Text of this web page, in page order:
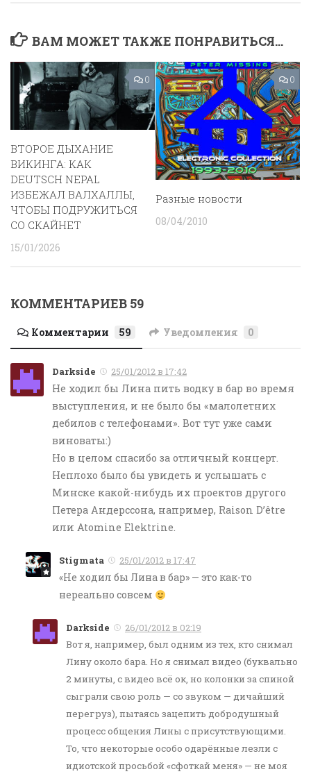
ВАМ МОЖЕТ ТАКЖЕ ПОНРАВИТЬСЯ...
0
ВТОРОЕ ДЫХАНИЕ
ВИКИНГА: КАК
DEUTSCH NEPAL
ИЗБЕЖАЛ ВАЛХАЛЛЫ,
ЧТОБЫ ПОДРУЖИТЬСЯ
СО СКАЙНЕТ
15/01/2026
0
Разные новости
08/04/2010
КОММЕНТАРИЕВ 59
Комментарии 59 Уведомления 0
Darkside 25/01/2012 в 17:42
Не ходил бы Лина пить водку в бар во время
выступления, и не было бы «малолетних
дебилов с телефонами». Вот тут уже сами
виноваты:)
Но в целом спасибо за отличный концерт.
Неплохо было бы увидеть и услышать с
Минске какой-нибудь их проектов другого
Петера Андерссона, например, Raison D’être
или Atomine Elektrine.
Stigmata 25/01/2012 в 17:47
«Не ходил бы Лина в бар» — это как-то
нереально совсем
Darkside
26/01/2012 в 02:19
Вот я, например, был одним из тех, кто снимал
Лину около бара. Но я снимал видео (буквально
2 минуты, с видео всё ок, но колонки за спиной
сыграли свою роль — со звуком — дичайший
перегруз), пытаясь зацепить добродушный
процесс общения Лины с присутствующими.
То, что некоторые особо одарённые лезли с
идиотской просьбой «сфоткай меня» — не моя